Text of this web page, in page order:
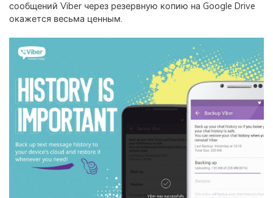
сообщений Viber через резервную копию на Google Drive
окажется весьма ценным.